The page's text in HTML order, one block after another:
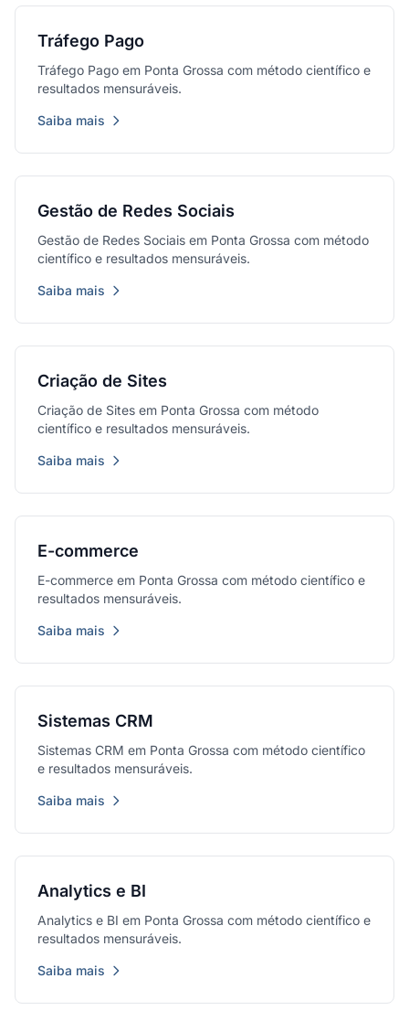
Tráfego Pago
Tráfego Pago em Ponta Grossa com método científico e
resultados mensuráveis.
Saiba mais
Gestão de Redes Sociais
Gestão de Redes Sociais em Ponta Grossa com método
científico e resultados mensuráveis.
Saiba mais
Criação de Sites
Criação de Sites em Ponta Grossa com método
científico e resultados mensuráveis.
Saiba mais
E-commerce
E-commerce em Ponta Grossa com método científico e
resultados mensuráveis.
Saiba mais
Sistemas CRM
Sistemas CRM em Ponta Grossa com método científico
e resultados mensuráveis.
Saiba mais
Analytics e BI
Analytics e BI em Ponta Grossa com método científico e
resultados mensuráveis.
Saiba mais